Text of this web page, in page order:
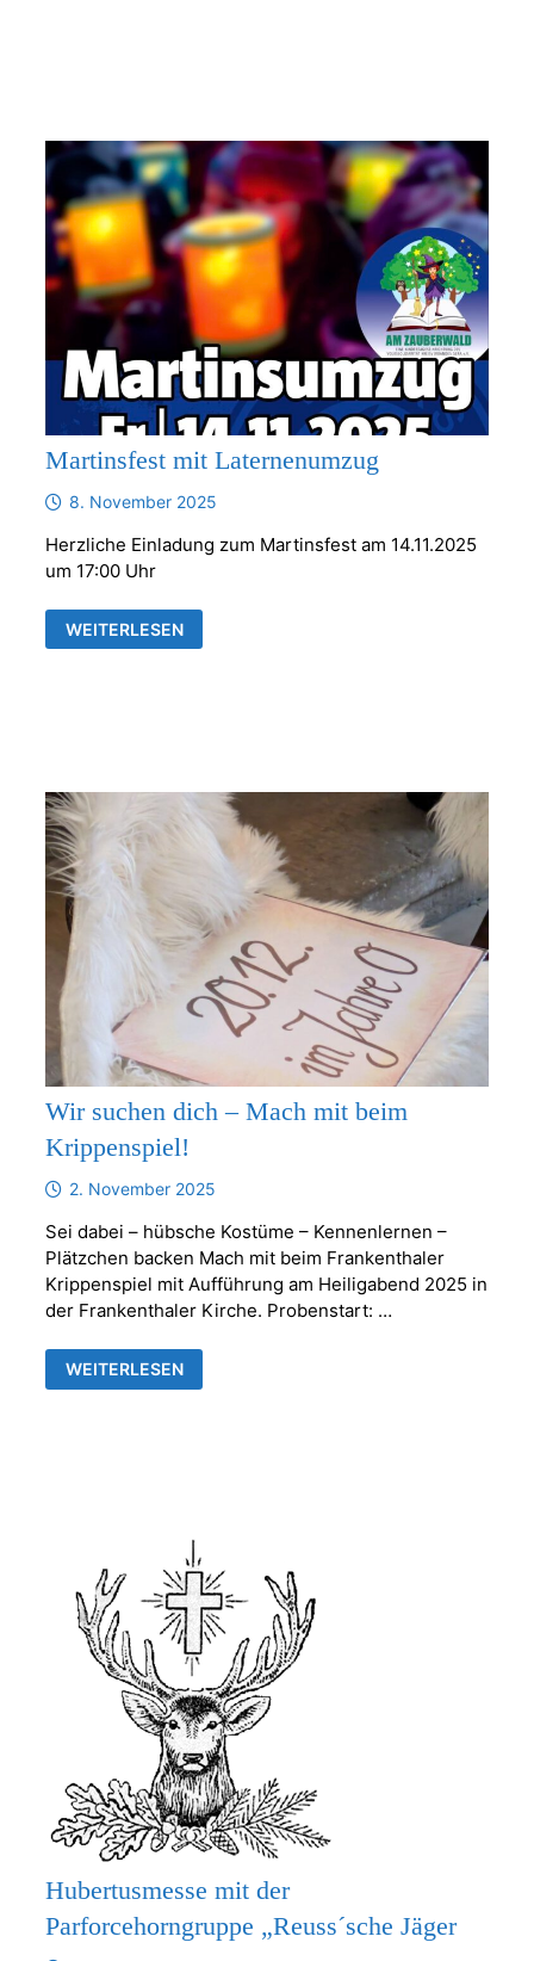
Martinsfest mit Laternenumzug
8. November 2025
Herzliche Einladung zum Martinsfest am 14.11.2025
um 17:00 Uhr
MARTINSFEST
MIT
WEITERLESEN
Wir suchen dich – Mach mit beim
Krippenspiel!
2. November 2025
Sei dabei – hübsche Kostüme – Kennenlernen –
Plätzchen backen Mach mit beim Frankenthaler
Krippenspiel mit Aufführung am Heiligabend 2025 in
der Frankenthaler Kirche. Probenstart: …
WIR
SUCHEN
DICH
WEITERLESEN
Hubertusmesse mit der
Parforcehorngruppe „Reuss´sche Jäger